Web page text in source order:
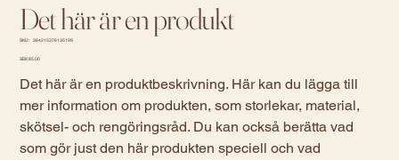
Det här är en produkt
SKU:
SKU
364215376135199
Price
SEK 85.00
Det här är en produktbeskrivning. Här kan du lägga till
mer information om produkten, som storlekar, material,
skötsel- och rengöringsråd. Du kan också berätta vad
som gör just den här produkten speciell och vad